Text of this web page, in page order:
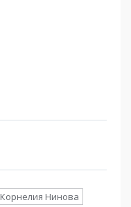
Корнелия Нинова